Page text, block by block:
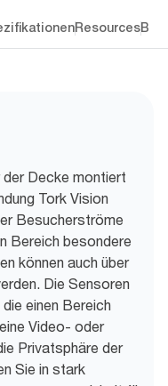
Resources
der Decke montiert
Tork Vision
Besucherströme
Bereich besondere
können auch über
Die Sensoren
einen Bereich
Video- oder
Privatsphäre der
Sie in stark